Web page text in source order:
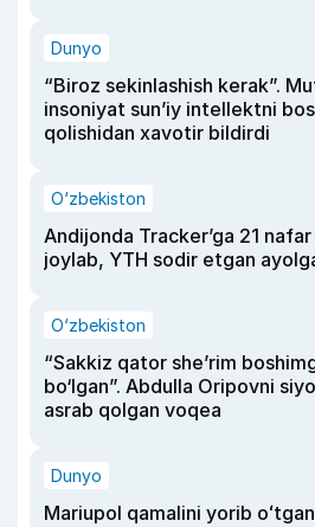
Dunyo
“Biroz sekinlashish kerak”.
insoniyat sun’iy intellektni
qolishidan xavotir bildirdi
O‘zbekiston
Andijonda Tracker’ga 21
joylab, YTH sodir etgan
O‘zbekiston
“Sakkiz qator she’rim
bo‘lgan”. Abdulla Oripovni
asrab qolgan voqea
Dunyo
Mariupol qamalini yorib